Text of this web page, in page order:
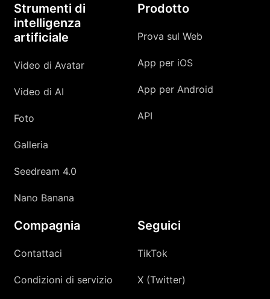
Strumenti di
intelligenza
artificiale
Video di Avatar
Video di AI
Foto
Galleria
Seedream 4.0
Nano Banana
Prodotto
Prova sul Web
App per iOS
App per Android
API
Compagnia
Contattaci
Condizioni di servizio
Seguici
TikTok
X (Twitter)